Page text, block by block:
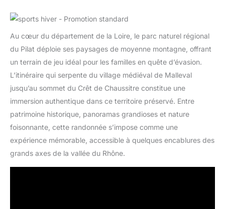
Au cœur du département de la Loire, le parc naturel régional
du Pilat déploie ses paysages de moyenne montagne, offrant
un terrain de jeu idéal pour les familles en quête d’évasion.
L’itinéraire qui serpente du village médiéval de Malleval
jusqu’au sommet du Crêt de Chaussitre constitue une
immersion authentique dans ce territoire préservé. Entre
patrimoine historique, panoramas grandioses et nature
foisonnante, cette randonnée s’impose comme une
expérience mémorable, accessible à quelques encablures des
grands axes de la vallée du Rhône.